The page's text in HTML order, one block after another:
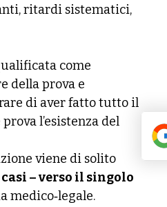
ritardi sistematici,
come
della prova e
di aver fatto tutto il
l’esistenza del
viene di solito
– verso il singolo
medico‑legale.